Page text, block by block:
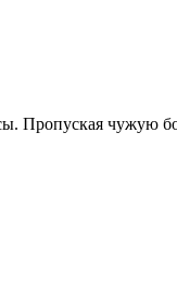
чужую